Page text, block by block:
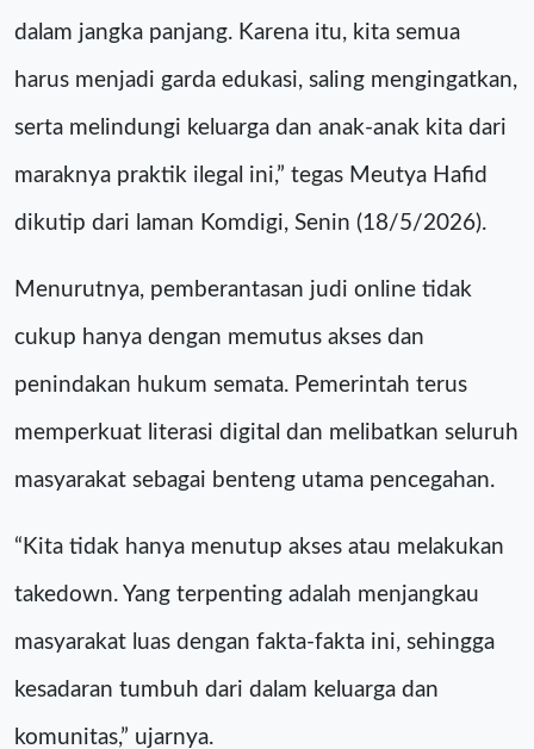
dalam jangka panjang. Karena itu, kita semua
harus menjadi garda edukasi, saling mengingatkan,
serta melindungi keluarga dan anak-anak kita dari
maraknya praktik ilegal ini,” tegas Meutya Hafid
dikutip dari laman Komdigi, Senin (18/5/2026).
Menurutnya, pemberantasan judi online tidak
cukup hanya dengan memutus akses dan
penindakan hukum semata. Pemerintah terus
memperkuat literasi digital dan melibatkan seluruh
masyarakat sebagai benteng utama pencegahan.
“Kita tidak hanya menutup akses atau melakukan
takedown. Yang terpenting adalah menjangkau
masyarakat luas dengan fakta-fakta ini, sehingga
kesadaran tumbuh dari dalam keluarga dan
komunitas,” ujarnya.